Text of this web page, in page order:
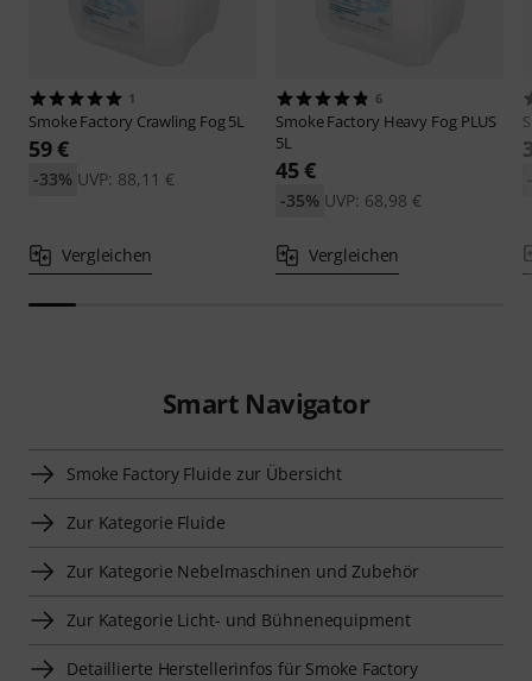
1
Smoke Factory Crawling Fog 5L
59 €
UVP: 88,11 €
-33%
Vergleichen
6
Smoke Factory Heavy Fog PLUS
5L
45 €
UVP: 68,98 €
-35%
Vergleichen
Smart Navigator
Smoke Factory Fluide zur Übersicht
Zur Kategorie Fluide
Zur Kategorie Nebelmaschinen und Zubehör
Zur Kategorie Licht- und Bühnenequipment
Detaillierte Herstellerinfos für Smoke Factory